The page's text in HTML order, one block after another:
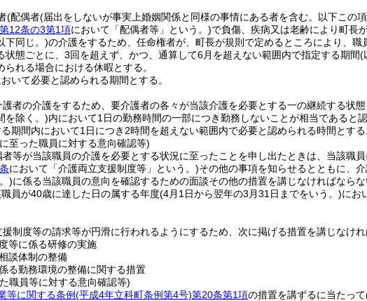
(配偶者(届出をしないが事実上婚姻関係と同様の事情にある者を含む。以下この
第12条の3第1項において「配偶者等」という。)で負傷、疾病又は老齢により町長
下同じ。)の介護をするため、任命権者が、町長が規則で定めるところにより、
状態ごとに、3回を超えず、かつ、通算して6月を超えない範囲内で指定する期間(
れる場合における休暇とする。
いて必要と認められる期間とする。
者の介護をするため、要介護者の各々が当該介護を必要とする一の継続する状
を除く。)内において1日の勤務時間の一部につき勤務しないことが相当であると
期間内において1日につき2時間を超えない範囲内で必要と認められる時間とする
至った職員に対する意向確認等)
等が当該職員の介護を必要とする状況に至ったことを申し出たときは、当該職
において「介護両立支援制度等」という。)その他の事項を知らせるとともに、
)に係る当該職員の意向を確認するための面談その他の措置を講じなければならな
員が40歳に達した日の属する年度(4月1日から翌年の3月31日までをいう。)にお
制度等の請求等が円滑に行われるようにするため、次に掲げる措置を講じなけれ
等に係る研修の実施
談体制の整備
る勤務環境の整備に関する措置
職員等に対する意向確認等)
等に関する条例(平成4年立科町条例第4号)第20条第1項の措置を講ずるに当たって